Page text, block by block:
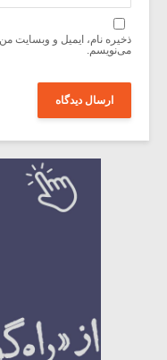
ذخیره نام، ایمیل و وبسایت
می‌نویسم.